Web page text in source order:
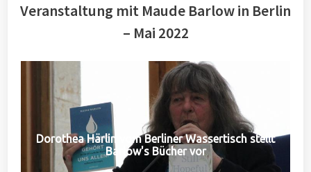
Veranstaltung mit Maude Barlow in Berlin
– Mai 2022
Dorothea Härlin vom Berliner Wassertisch stellt
Barlow's Bücher vor